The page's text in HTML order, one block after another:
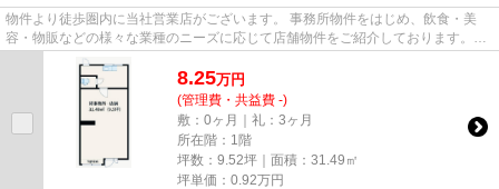
物件より徒歩圏内に当社営業店がございます。 事務所物件をはじめ、飲食・美
容・物販などの様々な業種のニーズに応じて店舗物件をご紹介しております。
尚、弊社ではおとり広告は一切...
8.25万円
(管理費・共益費 -)
敷：0ヶ月｜礼：3ヶ月
所在階：1階
坪数：9.52坪｜面積：31.49㎡
坪単価： 0.92万円